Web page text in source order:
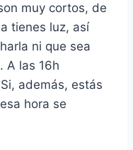
muy cortos, de
tienes luz, así
ni que sea
A las 16h
además, estás
hora se